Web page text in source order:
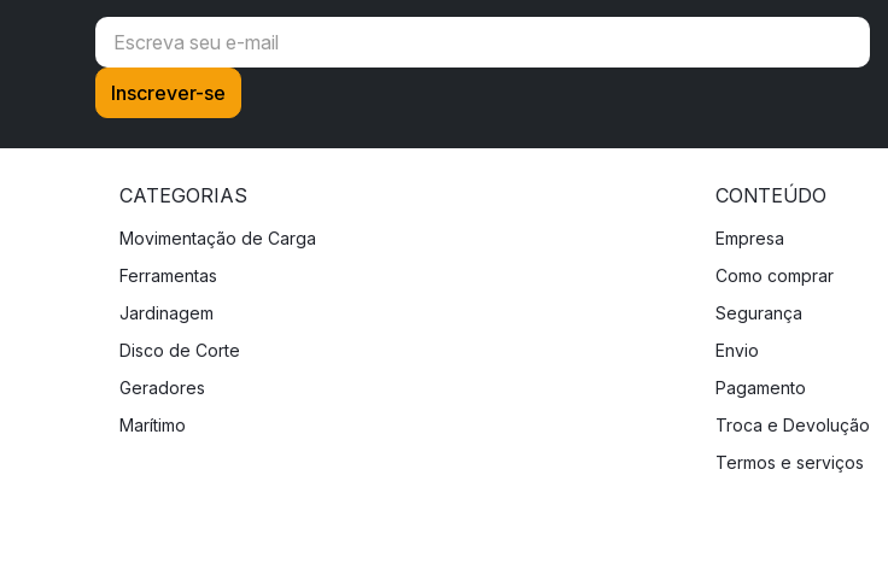
CATEGORIAS
Movimentação de Carga
Ferramentas
Jardinagem
Disco de Corte
Geradores
Marítimo
CONTEÚDO
Empresa
Como comprar
Segurança
Envio
Pagamento
Troca e Devolução
Termos e serviços